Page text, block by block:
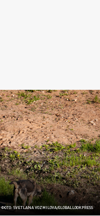
ФОТО: SVETLANA VOZMILOVA/GLOBALLOOKPRESS